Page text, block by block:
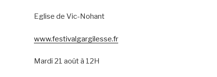
Eglise de Vic-Nohant
www.festivalgargilesse.fr
Mardi 21 août à 12H